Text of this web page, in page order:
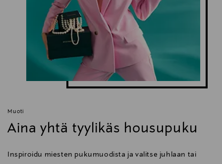
Muoti
Aina yhtä tyylikäs housupuku
Inspiroidu miesten pukumuodista ja valitse juhlaan tai